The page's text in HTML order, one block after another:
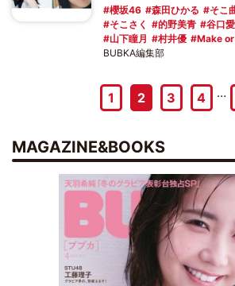
櫻坂46 森田ひかる
そこ
そこさく
的野美青 谷口
山下瞳月
村井優 Make
BUBKA編集部
1 2 3 4 …
MAGAZINE&BOOKS